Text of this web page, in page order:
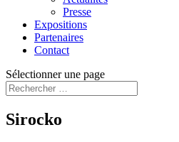
Presse
Expositions
Partenaires
Contact
Sélectionner une page
Sirocko